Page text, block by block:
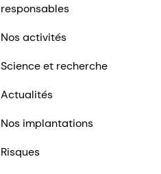
responsables
Nos activités
Science et recherche
Actualités
Nos implantations
Risques